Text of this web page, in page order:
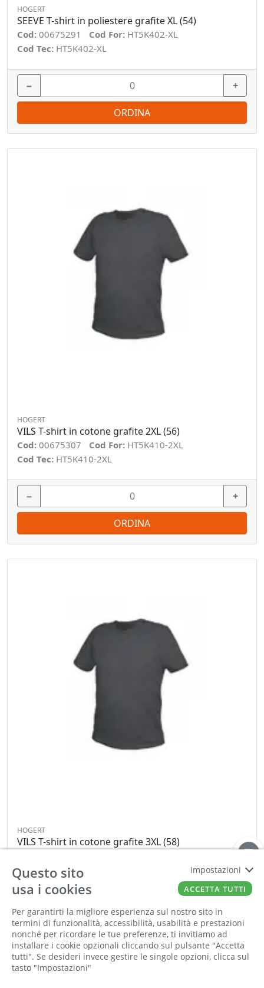
Informiamo la nostra clientela che saremo
chiusi per la pausa estiva dall'8 al 23 agosto
compresi. Tutti gli ordini online ricevuti
durante la chiusura saranno elaborati a partire
dal 24 agosto
HOGERT
SEEVE T-shirt in poliestere grafite XL (54)
Cod: 00675291 Cod For: HT5K402-XL
Cod Tec: HT5K402-XL
− +
ORDINA
HOGERT
VILS T-shirt in cotone grafite 2XL (56)
Cod: 00675307 Cod For: HT5K410-2XL
Cod Tec: HT5K410-2XL
− +
ORDINA
HOGERT
VILS T-shirt in cotone grafite 3XL (58)
Cod Tec:HT5K410-3XL
ORDINA
Questo sito
usa i cookies
Per garantirti la migliore esperienza sul nostro sito in
termini di funzionalità, accessibilità, usabilità e prestazioni
nonché per ricordare le tue preferenze, ti invitiamo ad
installare i cookie opzionali cliccando sul pulsante "Accetta
tutti". Se desideri invece gestire le singole opzioni, clicca sul
tasto "Impostazioni"
Impostazioni
ACCETTA TUTTI